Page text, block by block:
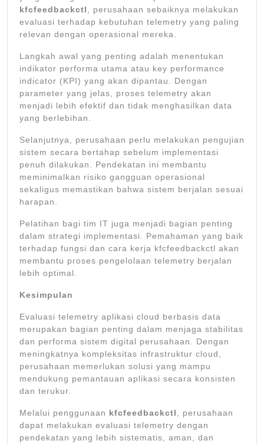
kfcfeedbackctl, perusahaan sebaiknya melakukan
evaluasi terhadap kebutuhan telemetry yang paling
relevan dengan operasional mereka.
Langkah awal yang penting adalah menentukan
indikator performa utama atau key performance
indicator (KPI) yang akan dipantau. Dengan
parameter yang jelas, proses telemetry akan
menjadi lebih efektif dan tidak menghasilkan data
yang berlebihan.
Selanjutnya, perusahaan perlu melakukan pengujian
sistem secara bertahap sebelum implementasi
penuh dilakukan. Pendekatan ini membantu
meminimalkan risiko gangguan operasional
sekaligus memastikan bahwa sistem berjalan sesuai
harapan.
Pelatihan bagi tim IT juga menjadi bagian penting
dalam strategi implementasi. Pemahaman yang baik
terhadap fungsi dan cara kerja kfcfeedbackctl akan
membantu proses pengelolaan telemetry berjalan
lebih optimal.
Kesimpulan
Evaluasi telemetry aplikasi cloud berbasis data
merupakan bagian penting dalam menjaga stabilitas
dan performa sistem digital perusahaan. Dengan
meningkatnya kompleksitas infrastruktur cloud,
perusahaan memerlukan solusi yang mampu
mendukung pemantauan aplikasi secara konsisten
dan terukur.
Melalui penggunaan kfcfeedbackctl, perusahaan
dapat melakukan evaluasi telemetry dengan
pendekatan yang lebih sistematis, aman, dan